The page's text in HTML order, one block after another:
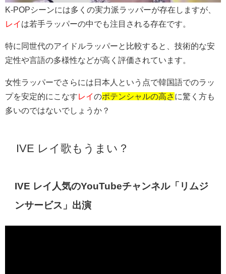
K-POPシーンには多くの実力派ラッパーが存在しますが、
レイ は若手ラッパーの中でも注目される存在です。
特に同世代のアイドルラッパーと比較すると、技術的な安
定性や言語の多様性などが高く評価されています。
女性ラッパーでさらには日本人という点で韓国語でのラッ
プを安定的にこなすレイのポテンシャルの高さ に驚く方も
多いのではないでしょうか？
IVE レイ歌もうまい？
IVE レイ人気のYouTubeチャンネル「リムジ
ンサービス」出演